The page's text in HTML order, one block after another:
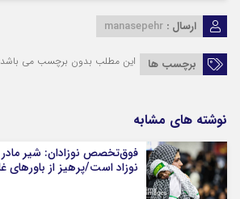
ارسال : manasepehr
برچسب ها این مطلب بدون برچسب می
نوشته های مشابه
فوق‌تخصص نوزادان: شیر مادر
نوزاد است/پرهیز از باورهای